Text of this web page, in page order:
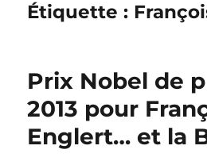
Étiquette :
Prix Nobel de
2013 pour
Englert… et la